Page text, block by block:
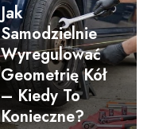
Jak
Samodzielnie
Wyregulować
Geometrię Kół
– Kiedy To
Konieczne?